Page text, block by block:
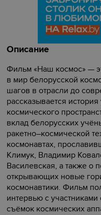
Описание
Фильм «Наш космос» —
в мир белорусской
шагов в отрасли до
рассказывается
космического
вклад белорусских
ракетно–космической
космонавтах,
Климук, Владимир
Василевская, а также о
открывающих новые
космонавтики. Фильм
интервью с
съёмок космических